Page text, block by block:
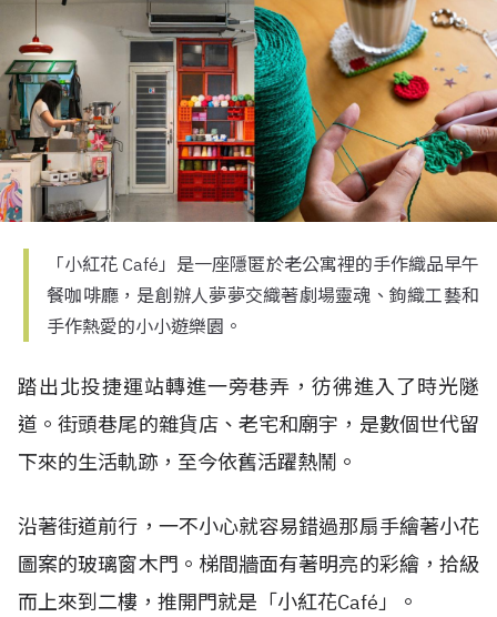
「小紅花 Café」是一座隱匿於老公寓裡的手作織品早午
餐咖啡廳，是創辦人夢夢交織著劇場靈魂、鉤織工藝和
手作熱愛的小小遊樂園。
踏出北投捷運站轉進一旁巷弄，彷彿進入了時光隧
道。街頭巷尾的雜貨店、老宅和廟宇，是數個世代留
下來的生活軌跡，至今依舊活躍熱鬧。
沿著街道前行，一不小心就容易錯過那扇手繪著小花
圖案的玻璃窗木門。梯間牆面有著明亮的彩繪，拾級
而上來到二樓，推開門就是「小紅花Café」。